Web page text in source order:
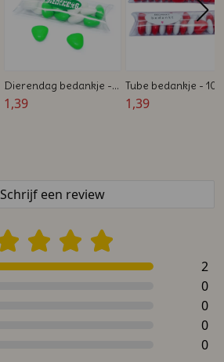
Dierendag bedankje -
Tube gevuld met
1,39
Tube bedankje - 10
Gevuld met
1,39
Schrijf een review
2
0
0
0
0